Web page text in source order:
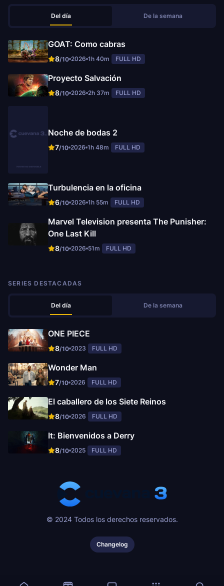
Del día De la semana
GOAT: Como cabras
8/10 2026 1h 40m FULL HD
Proyecto Salvación
8/10 2026 2h 37m FULL HD
Noche de bodas 2
7/10 2026 1h 48m FULL HD
Turbulencia en la oficina
6/10 2026 1h 55m FULL HD
Marvel Television presenta The Punisher:
One Last Kill
8/10 2026 51m FULL HD
SERIES DESTACADAS
Del día De la semana
ONE PIECE
8/10 2023 FULL HD
Wonder Man
7/10 2026 FULL HD
El caballero de los Siete Reinos
8/10 2026 FULL HD
It: Bienvenidos a Derry
8/10 2025 FULL HD
© 2024 Todos los derechos reservados.
Changelog